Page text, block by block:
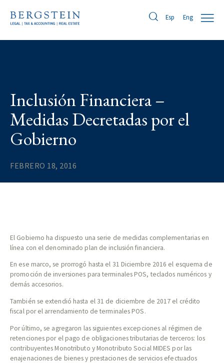
Esp Eng
Inclusión Financiera –
Medidas Decretadas por el
Gobierno
FEBRERO 18, 2016
El Gobierno ha dispuesto una serie de medidas complementarias en
línea con el denominado plan de inclusión financiera.
En ese marco, se prorrogó hasta el 31 Diciembre 2016 el esquema de
promoción de inversiones para terminales POS, teclados numéricos y
demás accesorios.
También se extendió hasta el 31 de diciembre de 2017 el crédito
fiscal por el arrendamiento de terminales POS.
Por último, se agregaron las siguientes excepciones al régimen de
retenciones por el pago de obligaciones tributarias de terceros: los
contribuyentes Monotributo y Monotributo Social MIDES por las
enajenaciones de bienes y prestaciones de servicios efectuados